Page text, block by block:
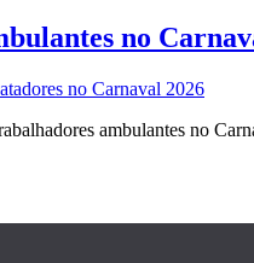
no
ambulantes no